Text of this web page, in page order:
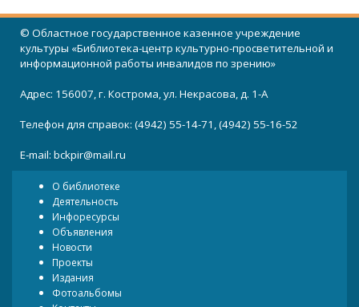
© Областное государственное казенное учреждение
культуры «Библиотека-центр культурно-просветительной и
информационной работы инвалидов по зрению»
Адрес: 156007, г. Кострома, ул. Некрасова, д. 1-А
Телефон для справок: (4942) 55-14-71, (4942) 55-16-52
E-mail: bckpir@mail.ru
О библиотеке
Деятельность
Инфоресурсы
Объявления
Новости
Проекты
Издания
Фотоальбомы